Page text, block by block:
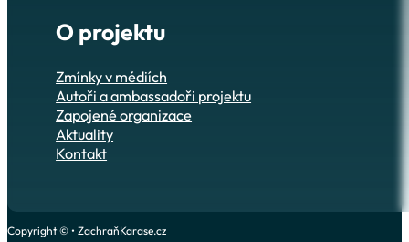
O projektu
Zmínky v médiích
Autoři a ambassadoři projektu
Zapojené organizace
Aktuality
Kontakt
Copyright © • ZachraňKarase.cz